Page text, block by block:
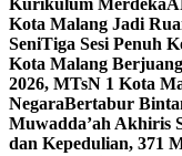
Kurikulum Merdeka
Kota Malang Jadi
SeniTiga Sesi Penuh
Kota Malang
2026, MTsN 1 Kota
NegaraBertabur
Muwadda’ah Akhiris
dan Kepedulian, 371